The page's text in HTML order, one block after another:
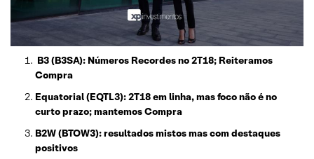
B3 (B3SA): Números Recordes no 2T18; Reiteramos
Compra
Equatorial (EQTL3): 2T18 em linha, mas foco não é no
curto prazo; mantemos Compra
B2W (BTOW3): resultados mistos mas com destaques
positivos